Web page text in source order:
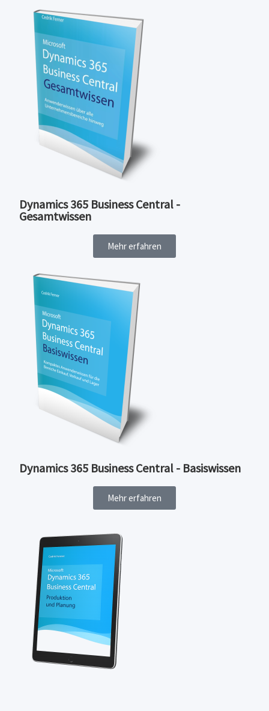
Dynamics 365 Business Central -
Gesamtwissen
Mehr erfahren
Dynamics 365 Business Central - Basiswissen
Mehr erfahren